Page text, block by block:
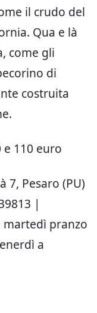
il crudo del
Qua e là
come gli
di
costruita
e 110 euro
7, Pesaro (PU)
|
martedì pranzo
a